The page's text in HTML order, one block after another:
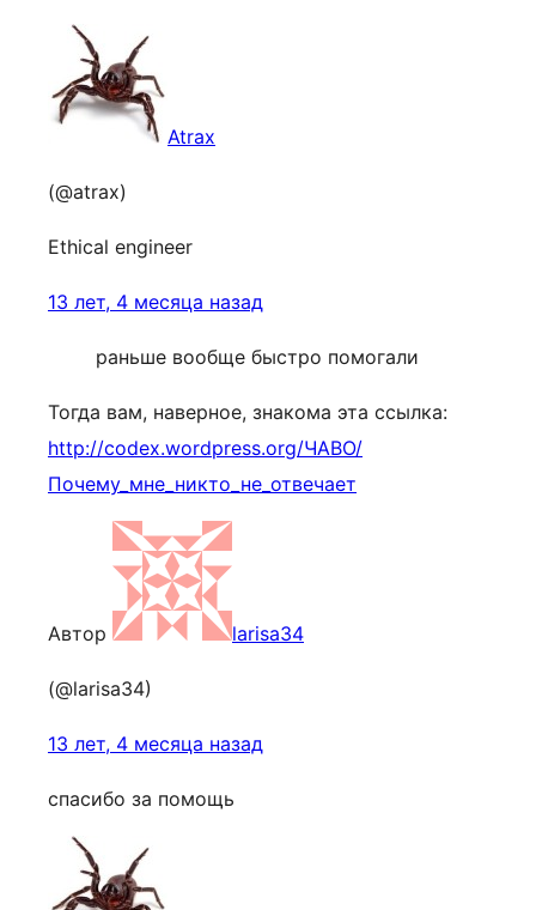
Atrax
(@atrax)
Ethical engineer
13 лет, 4 месяца назад
раньше вообще быстро помогали
Тогда вам, наверное, знакома эта ссылка:
http://codex.wordpress.org/ЧАВО/
Почему_мне_никто_не_отвечает
Автор larisa34
(@larisa34)
13 лет, 4 месяца назад
спасибо за помощь